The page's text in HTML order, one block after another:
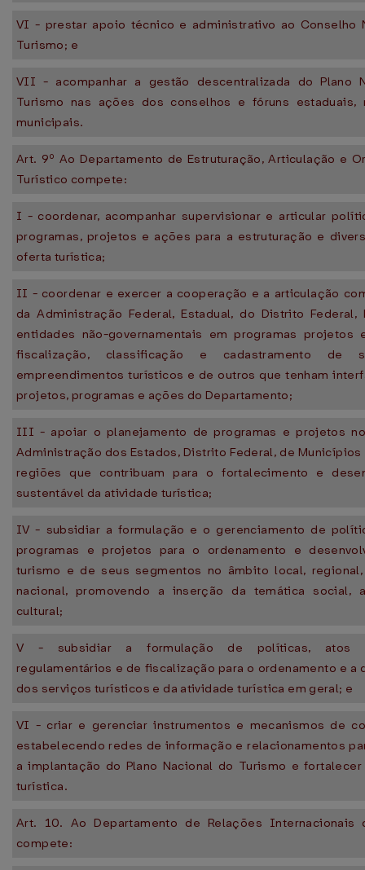
VI - prestar apoio técnico e administrativo ao Conselho
Turismo; e
VII - acompanhar a gestão descentralizada do Plano
Turismo nas ações dos conselhos e fóruns estaduais,
municipais.
Art. 9º Ao Departamento de Estruturação, Articulação e
Turístico compete:
I - coordenar, acompanhar supervisionar e articular
programas, projetos e ações para a estruturação e
oferta turística;
II - coordenar e exercer a cooperação e a articulação
da Administração Federal, Estadual, do Distrito Federal,
entidades não-governamentais em programas projetos
fiscalização, classificação e cadastramento de
empreendimentos turísticos e de outros que tenham
projetos, programas e ações do Departamento;
III - apoiar o planejamento de programas e projetos
Administração dos Estados, Distrito Federal, de
regiões que contribuam para o fortalecimento e
sustentável da atividade turística;
IV - subsidiar a formulação e o gerenciamento de
programas e projetos para o ordenamento e
turismo e de seus segmentos no âmbito local,
nacional, promovendo a inserção da temática social,
cultural;
V - subsidiar a formulação de políticas, atos
regulamentários e de fiscalização para o ordenamento e a
dos serviços turísticos e da atividade turística em geral; e
VI - criar e gerenciar instrumentos e mecanismos de
estabelecendo redes de informação e relacionamentos
a implantação do Plano Nacional do Turismo e
turística.
Art. 10. Ao Departamento de Relações Internacionais
compete: